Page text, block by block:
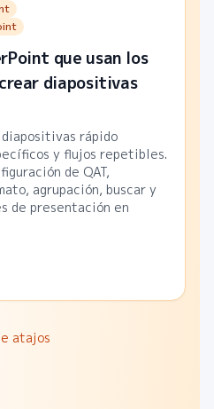
que usan los
diapositivas
rápido
y flujos repetibles.
de QAT,
agrupación, buscar y
de presentación en
atajos